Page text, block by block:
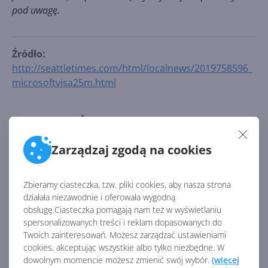
Zarządzaj zgodą na cookies
Zbieramy ciasteczka, tzw. pliki cookies, aby nasza strona
działała niezawodnie i oferowała wygodną
obsługę.Ciasteczka pomagają nam też w wyświetlaniu
spersonalizowanych treści i reklam dopasowanych do
Twoich zainteresowań. Możesz zarządzać ustawieniami
cookies, akceptując wszystkie albo tylko niezbędne. W
dowolnym momencie możesz zmienić swój wybór. (więcej
pod uwagę.
Źródło:
http://seattletimes.com/html/localnews/2019758596_
microsoftvisa25m.html
AKTUALNOŚCI Z KATEGORII MICROSOFT
Sądowy spór o wydatki
żądają wyjaśnień
Na czym teraz zarabia
Microsoft? Raport finansowy
za FY25 Q1